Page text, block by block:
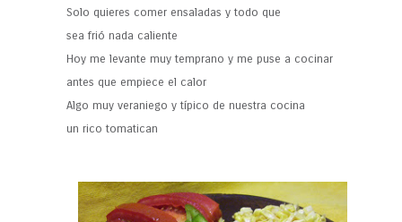
Solo quieres comer ensaladas y todo que
sea frió nada caliente
Hoy me levante muy temprano y me puse a cocinar
antes que empiece el calor
Algo muy veraniego y típico de nuestra cocina
un rico tomatican